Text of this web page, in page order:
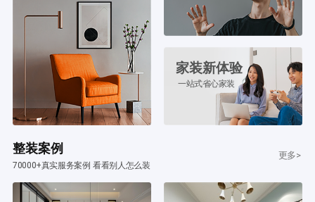
家装新体验
一站式省心家装
整装案例
70000+真实服务案例 看看别人怎么装
更多>